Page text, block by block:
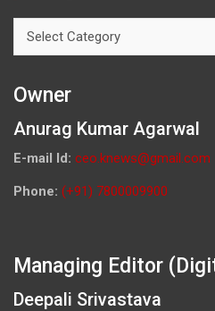
Owner
Anurag Kumar Agarwal
E-mail Id: ceo.knews@gmail.com
Phone: (+91) 7800009900
Managing Editor
Deepali Srivastava